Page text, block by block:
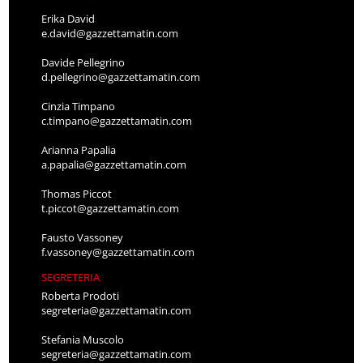
Erika David
e.david@gazzettamatin.com
Davide Pellegrino
d.pellegrino@gazzettamatin.com
Cinzia Timpano
c.timpano@gazzettamatin.com
Arianna Papalia
a.papalia@gazzettamatin.com
Thomas Piccot
t.piccot@gazzettamatin.com
Fausto Vassoney
f.vassoney@gazzettamatin.com
SEGRETERIA
Roberta Prodoti
segreteria@gazzettamatin.com
Stefania Muscolo
segreteria@gazzettamatin.com